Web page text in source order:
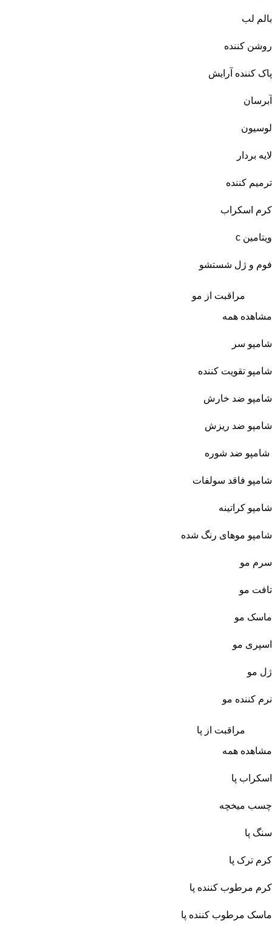
بالم لب
روشن کننده
پاک کننده آرایش
آبرسان
لوسیون
لایه بردار
ترمیم کننده
کرم اسکراب
ویتامین c
فوم و ژل شستشو
مراقبت از مو
مشاهده همه
شامپو سر
شامپو تقویت کننده
شامپو ضد خارش
شامپو ضد ریزش
شامپو ضد شوره
شامپو فاقد سولفات
شامپو کراتینه
شامپو موهای رنگ شده
سرم مو
تافت مو
ماسک مو
اسپری مو
ژل مو
نرم کننده مو
مراقبت از پا
مشاهده همه
اسکراب پا
چسب میخچه
سنگ پا
کرم ترک پا
کرم مرطوب کننده پا
ماسک مرطوب کننده پا